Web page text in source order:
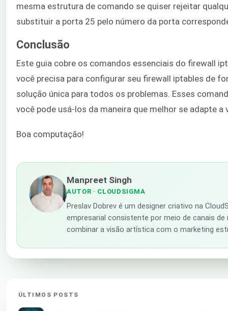
mesma estrutura de comando se quiser rejeitar
substituir a porta 25 pelo número da porta
Conclusão
Este guia cobre os comandos essenciais do firewall
você precisa para configurar seu firewall iptables de
solução única para todos os problemas. Esses
você pode usá-los da maneira que melhor se adapte a
Boa computação!
Manpreet Singh
AUTOR · CLOUDSIGMA
Preslav Dobrev é um designer criativo na
empresarial consistente por meio de canais
combinar a visão artística com o marketing
ÚLTIMOS POSTS